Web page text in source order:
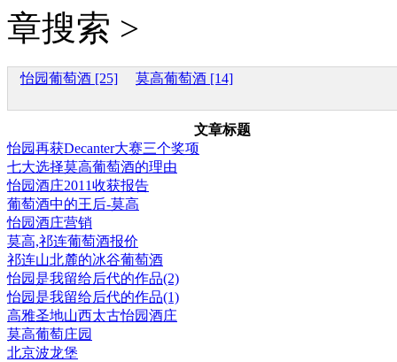
章搜索 >
怡园葡萄酒 [25] 莫高葡萄酒 [14]
文章标题
怡园再获Decanter大赛三个奖项
七大选择莫高葡萄酒的理由
怡园酒庄2011收获报告
葡萄酒中的王后-莫高
怡园酒庄营销
莫高,祁连葡萄酒报价
祁连山北麓的冰谷葡萄酒
怡园是我留给后代的作品(2)
怡园是我留给后代的作品(1)
高雅圣地山西太古怡园酒庄
莫高葡萄庄园
北京波龙堡